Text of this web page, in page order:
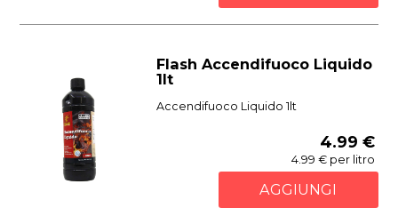
Flash Accendifuoco Liquido
1lt
Accendifuoco Liquido 1lt
4.99 €
4.99 € per litro
AGGIUNGI